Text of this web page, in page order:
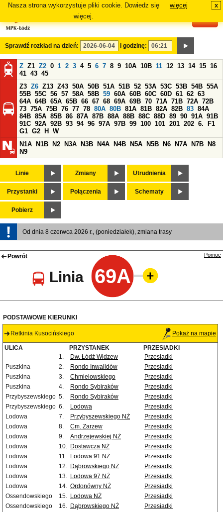
Nasza strona wykorzystuje pliki cookie. Dowiedz się
więcej.
więcej x
Sprawdź rozkład na dzień: i godzinę:
Z Z1 Z2 0 1 2 3 4 5 6 7 8 9 10A 10B 11 12 13 14 15 16
41 43 45
Z3 Z6 Z13 Z43 50A 50B 51A 51B 52 53A 53C 53B 54B 55A
55B 55C 56 57 58A 58B 59 60A 60B 60C 60D 61 62 63
64A 64B 65A 65B 66 67 68 69A 69B 70 71A 71B 72A 72B
73 75A 75B 76 77 78 80A 80B 81A 81B 82A 82B 83 84A
84B 85A 85B 86 87A 87B 88A 88B 88C 88D 89 90 91A 91B
91C 92A 92B 93 94 96 97A 97B 99 100 101 201 202 6.
F1
G1 G2 H
W
N1A
N1B N2 N3A N3B N4A N4B N5A N5B N6 N7A N7B
N8
N9
Linie Zmiany Utrudnienia
Przystanki Połączenia Schematy
Pobierz
Od dnia 8 czerwca 2026 r., (poniedziałek), zmiana trasy
Powrót
Linia 69A
Pomoc
PODSTAWOWE KIERUNKI
Retkinia Kusocińskiego Pokaż na mapie
ULICA PRZYSTANEK
PRZESIADKI
1.
Dw. Łódź Widzew
Przesiadki
Puszkina
2. Rondo Inwalidów
Przesiadki
Puszkina
3. Chmielowskiego
Przesiadki
Puszkina
4. Rondo Sybiraków
Przesiadki
Przybyszewskiego 5. Rondo Sybiraków
Przesiadki
Przybyszewskiego 6. Lodowa
Przesiadki
Lodowa
7. Przybyszewskiego NŻ
Przesiadki
Lodowa
8. Cm. Zarzew
Przesiadki
Lodowa
9. Andrzejewskiej NŻ
Przesiadki
Lodowa
10. Dostawcza NŻ
Przesiadki
Lodowa
11. Lodowa 91 NŻ
Przesiadki
Lodowa
12. Dąbrowskiego NŻ
Przesiadki
Lodowa
13. Lodowa 97 NŻ
Przesiadki
Lodowa
14. Ordonówny NŻ
Przesiadki
Ossendowskiego
15. Lodowa NŻ
Przesiadki
Ossendowskiego
16. Dąbrowskiego NŻ
Przesiadki